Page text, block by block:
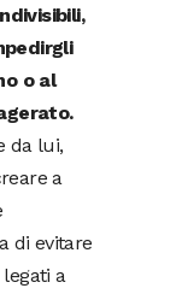
o al
da lui,
a
di evitare
a